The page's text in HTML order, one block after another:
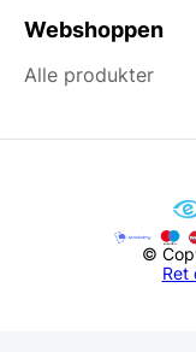
Webshoppen
Alle produkter
©
Ret